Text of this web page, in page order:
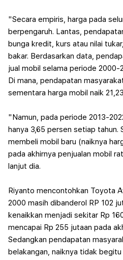
"Secara empiris, harga pada
berpengaruh. Lantas,
bunga kredit, kurs atau nilai
bakar. Berdasarkan data,
jual mobil selama periode 2000-
Di mana, pendapatan
sementara harga mobil naik
"Namun, pada periode 2013-
hanya 3,65 persen setiap tahun.
membeli mobil baru (naiknya
pada akhirnya penjualan mobil
lanjut dia.
Riyanto mencontohkan Toyota
2000 masih dibanderol RP 102
kenaikkan menjadi sekitar Rp
mencapai Rp 255 jutaan pada
Sedangkan pendapatan
belakangan, naiknya tidak